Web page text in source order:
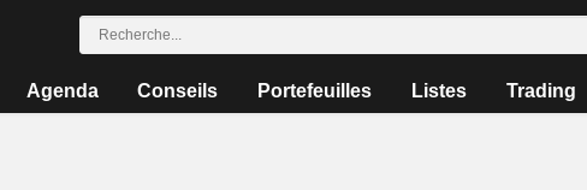
Agenda Conseils Portefeuilles Listes Trading